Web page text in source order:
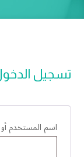
تسجيل
اسم المستخدم أو